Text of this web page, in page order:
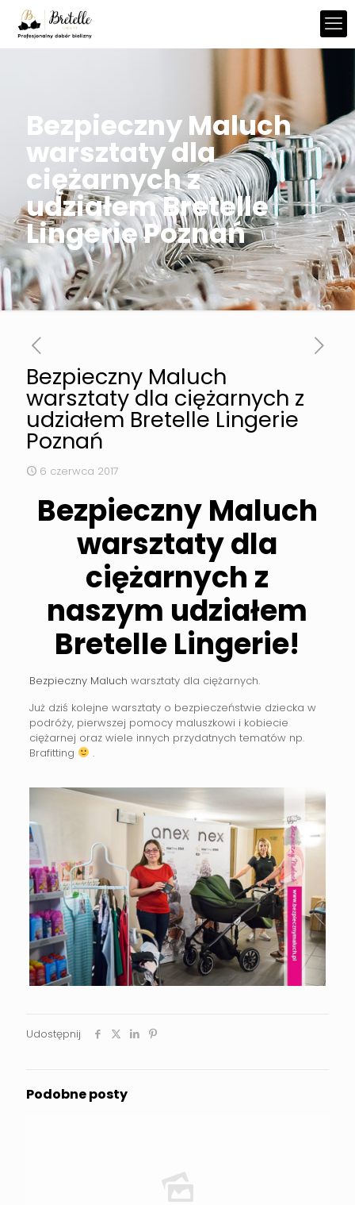
Bezpieczny Maluch
warsztaty dla
ciężarnych z
udziałem Bretelle
Lingerie Poznań
Bezpieczny Maluch
warsztaty dla ciężarnych z
udziałem Bretelle Lingerie
Poznań
6 czerwca 2017
Bezpieczny Maluch
warsztaty dla
ciężarnych z
naszym udziałem
Bretelle Lingerie!
Bezpieczny Maluch warsztaty dla ciężarnych.
Już dziś kolejne warsztaty o bezpieczeństwie dziecka w
podróży, pierwszej pomocy maluszkowi i kobiecie
ciężarnej oraz wiele innych przydatnych tematów np.
Brafitting
.
Udostępnij
Podobne posty